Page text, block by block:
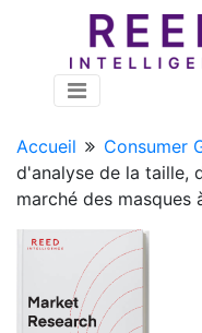
Accueil Consumer
d'analyse de la taille,
marché des masques